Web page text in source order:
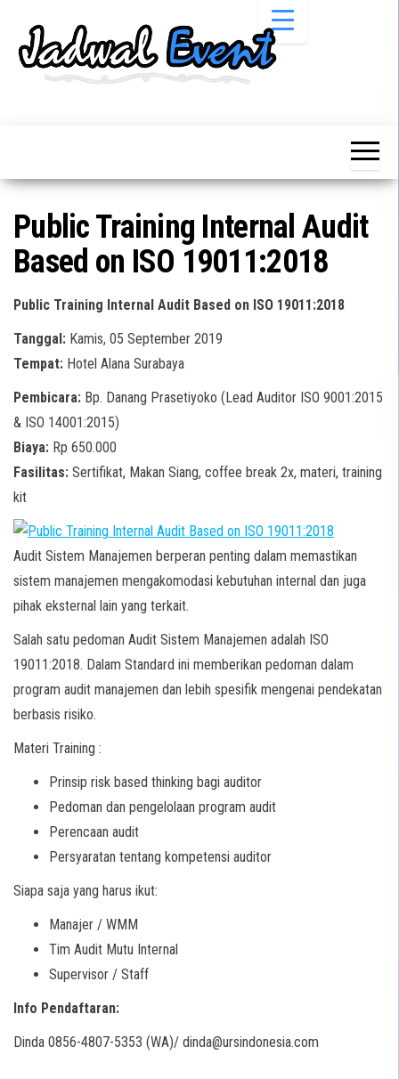
Pameran,
Acara &
Promo
Terbaru
Pameran,
Bazaar,
Workshop,
Job Fair,
Lomba dll.
Public Training Internal Audit
Based on ISO 19011:2018
Public Training Internal Audit Based on ISO 19011:2018
Tanggal: Kamis, 05 September 2019
Tempat: Hotel Alana Surabaya
Pembicara: Bp. Danang Prasetiyoko (Lead Auditor ISO 9001:2015
& ISO 14001:2015)
Biaya: Rp 650.000
Fasilitas: Sertifikat, Makan Siang, coffee break 2x, materi, training
kit
Audit Sistem Manajemen berperan penting dalam memastikan
sistem manajemen mengakomodasi kebutuhan internal dan juga
pihak eksternal lain yang terkait.
Salah satu pedoman Audit Sistem Manajemen adalah ISO
19011:2018. Dalam Standard ini memberikan pedoman dalam
program audit manajemen dan lebih spesifik mengenai pendekatan
berbasis risiko.
Materi Training :
Prinsip risk based thinking bagi auditor
Pedoman dan pengelolaan program audit
Perencaan audit
Persyaratan tentang kompetensi auditor
Siapa saja yang harus ikut:
Manajer / WMM
Tim Audit Mutu Internal
Supervisor / Staff
Info Pendaftaran:
Dinda 0856-4807-5353 (WA)/ dinda@ursindonesia.com